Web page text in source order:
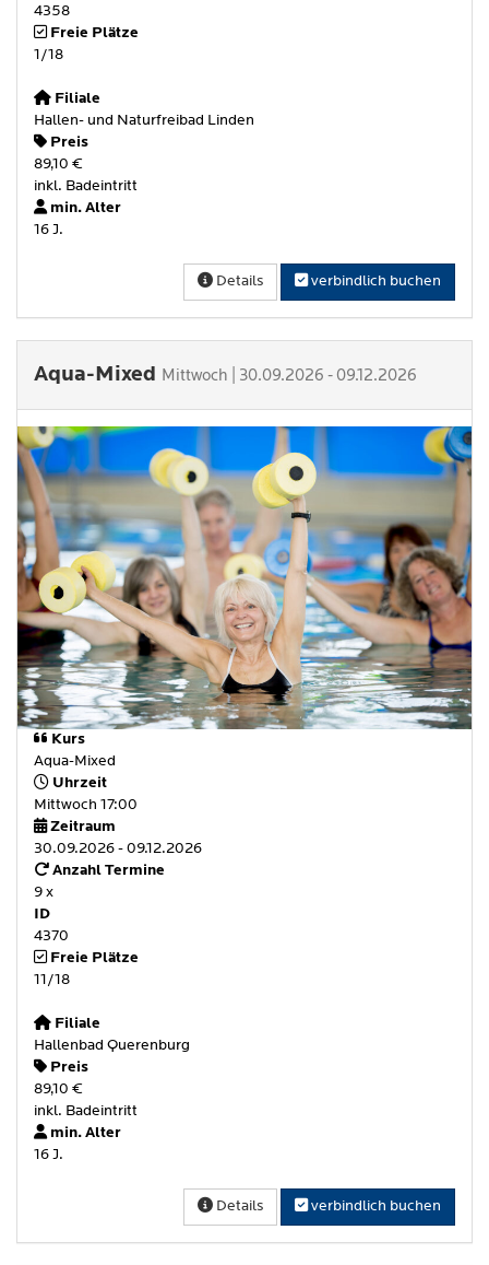
4358
Freie Plätze
1/18
Filiale
Hallen- und Naturfreibad Linden
Preis
89,10 €
inkl. Badeintritt
min. Alter
16 J.
Details verbindlich buchen
Aqua-Mixed Mittwoch | 30.09.2026 - 09.12.2026
Kurs
Aqua-Mixed
Uhrzeit
Mittwoch 17:00
Zeitraum
30.09.2026 - 09.12.2026
Anzahl Termine
9 x
ID
4370
Freie Plätze
11/18
Filiale
Hallenbad Querenburg
Preis
89,10 €
inkl. Badeintritt
min. Alter
16 J.
Details verbindlich buchen